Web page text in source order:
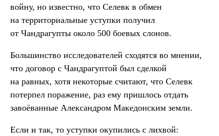
войну, но известно, что Селевк в обмен
на территориальные уступки получил
от Чандрагупты около 500 боевых слонов.
Большинство исследователей сходятся во мнении,
что договор с Чандрагуптой был сделкой
на равных, хотя некоторые считают, что Селевк
потерпел поражение, раз ему пришлось отдать
завоёванные Александром Македонским земли.
Если и так, то уступки окупились с лихвой: